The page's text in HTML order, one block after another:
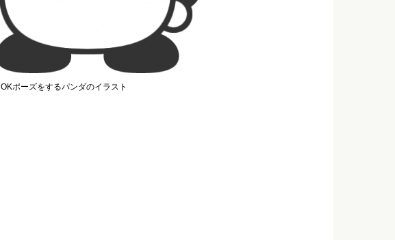
OKポーズをするパンダのイラスト